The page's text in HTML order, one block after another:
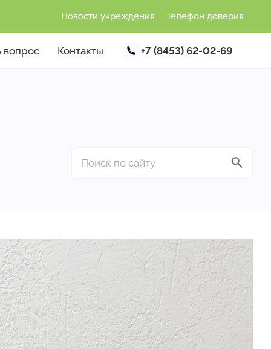
Новости учреждения Телефон доверия
вопрос Контакты +7 (8453) 62-02-69